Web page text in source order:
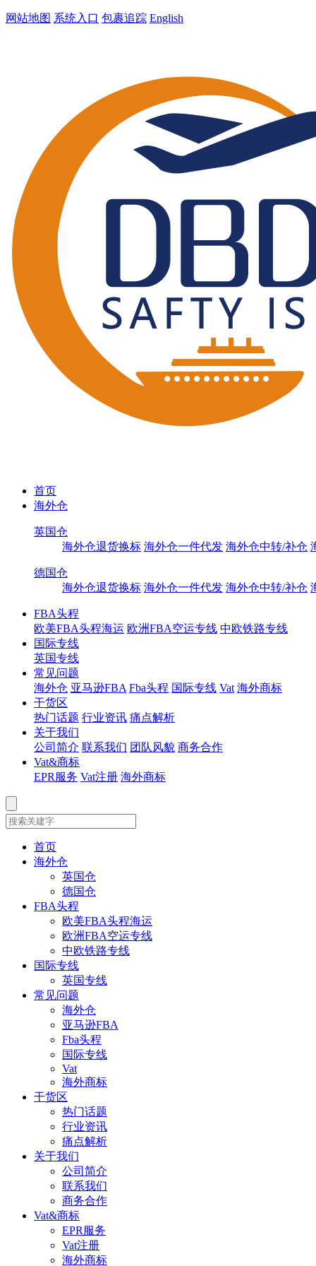
网站地图 系统入口 包裹追踪 English
首页
海外仓
英国仓
海外仓退货换标 海外仓一件代发 海外仓中转/补仓
德国仓
海外仓退货换标 海外仓一件代发 海外仓中转/补仓
FBA头程
欧美FBA头程海运 欧洲FBA空运专线 中欧铁路专线
国际专线
英国专线
常见问题
海外仓 亚马逊FBA Fba头程 国际专线 Vat 海外商标
干货区
热门话题 行业资讯 痛点解析
关于我们
公司简介 联系我们 团队风貌 商务合作
Vat&商标
EPR服务 Vat注册 海外商标
首页
海外仓
英国仓
德国仓
FBA头程
欧美FBA头程海运
欧洲FBA空运专线
中欧铁路专线
国际专线
英国专线
常见问题
海外仓
亚马逊FBA
Fba头程
国际专线
Vat
海外商标
干货区
热门话题
行业资讯
痛点解析
关于我们
公司简介
联系我们
商务合作
Vat&商标
EPR服务
Vat注册
海外商标